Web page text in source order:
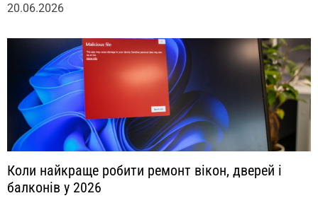
20.06.2026
Коли найкраще робити ремонт вікон, дверей і
балконів у 2026